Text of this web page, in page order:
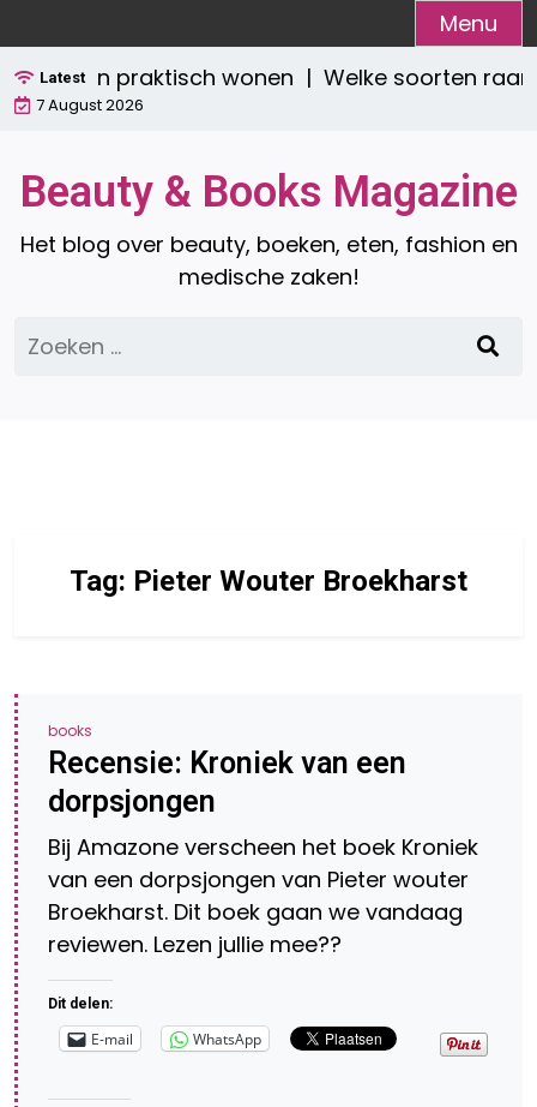
naar
de
inhoud
Menu
Latestén praktisch wonen | Welke soorten
7 August 2026
Beauty & Books Magazine
Het blog over beauty, boeken, eten, fashion en
medische zaken!
Zoeken
naar:
Tag: Pieter Wouter Broekharst
books
Recensie: Kroniek van een
dorpsjongen
Bij Amazone verscheen het boek Kroniek
van een dorpsjongen van Pieter wouter
Broekharst. Dit boek gaan we vandaag
reviewen. Lezen jullie mee??
Dit delen:
E-mail WhatsApp